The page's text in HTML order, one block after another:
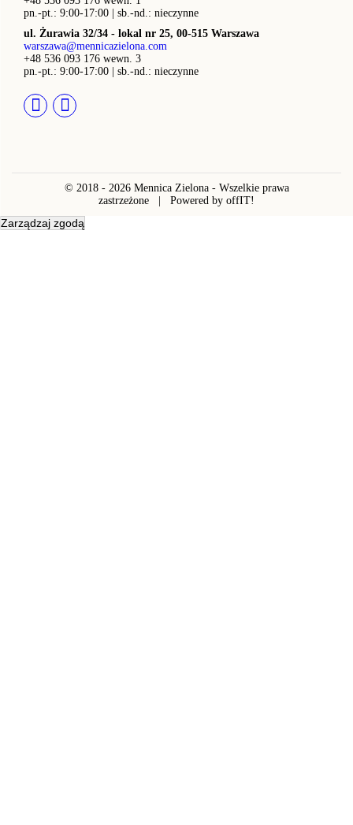
pn.-pt.: 9:00-17:00 | sb.-nd.: nieczynne
ul. Żurawia 32/34 - lokal nr 25, 00-515 Warszawa
warszawa@mennicazielona.com
+48 536 093 176 wewn. 3
pn.-pt.: 9:00-17:00 | sb.-nd.: nieczynne
© 2018 - 2026 Mennica Zielona - Wszelkie prawa
zastrzeżone | Powered by offIT!
Zarządzaj zgodą